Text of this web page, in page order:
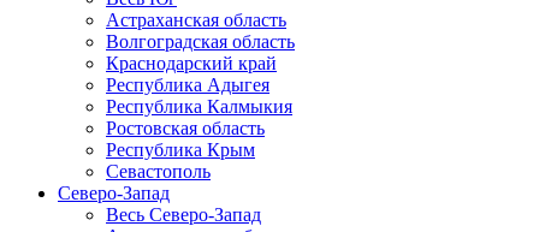
Астраханская область
Волгоградская область
Краснодарский край
Республика Адыгея
Республика Калмыкия
Ростовская область
Республика Крым
Севастополь
Северо-Запад
Весь Северо-Запад